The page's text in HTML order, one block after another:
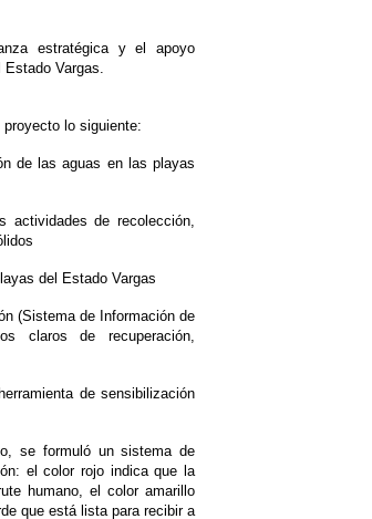
estratégica y el apoyo
Estado Vargas.
lo siguiente:
de las aguas en las playas
actividades de recolección,
del Estado Vargas
(Sistema de Información de
claros de recuperación,
de sensibilización
se formuló un sistema de
el color rojo indica que la
humano, el color amarillo
que está lista para recibir a